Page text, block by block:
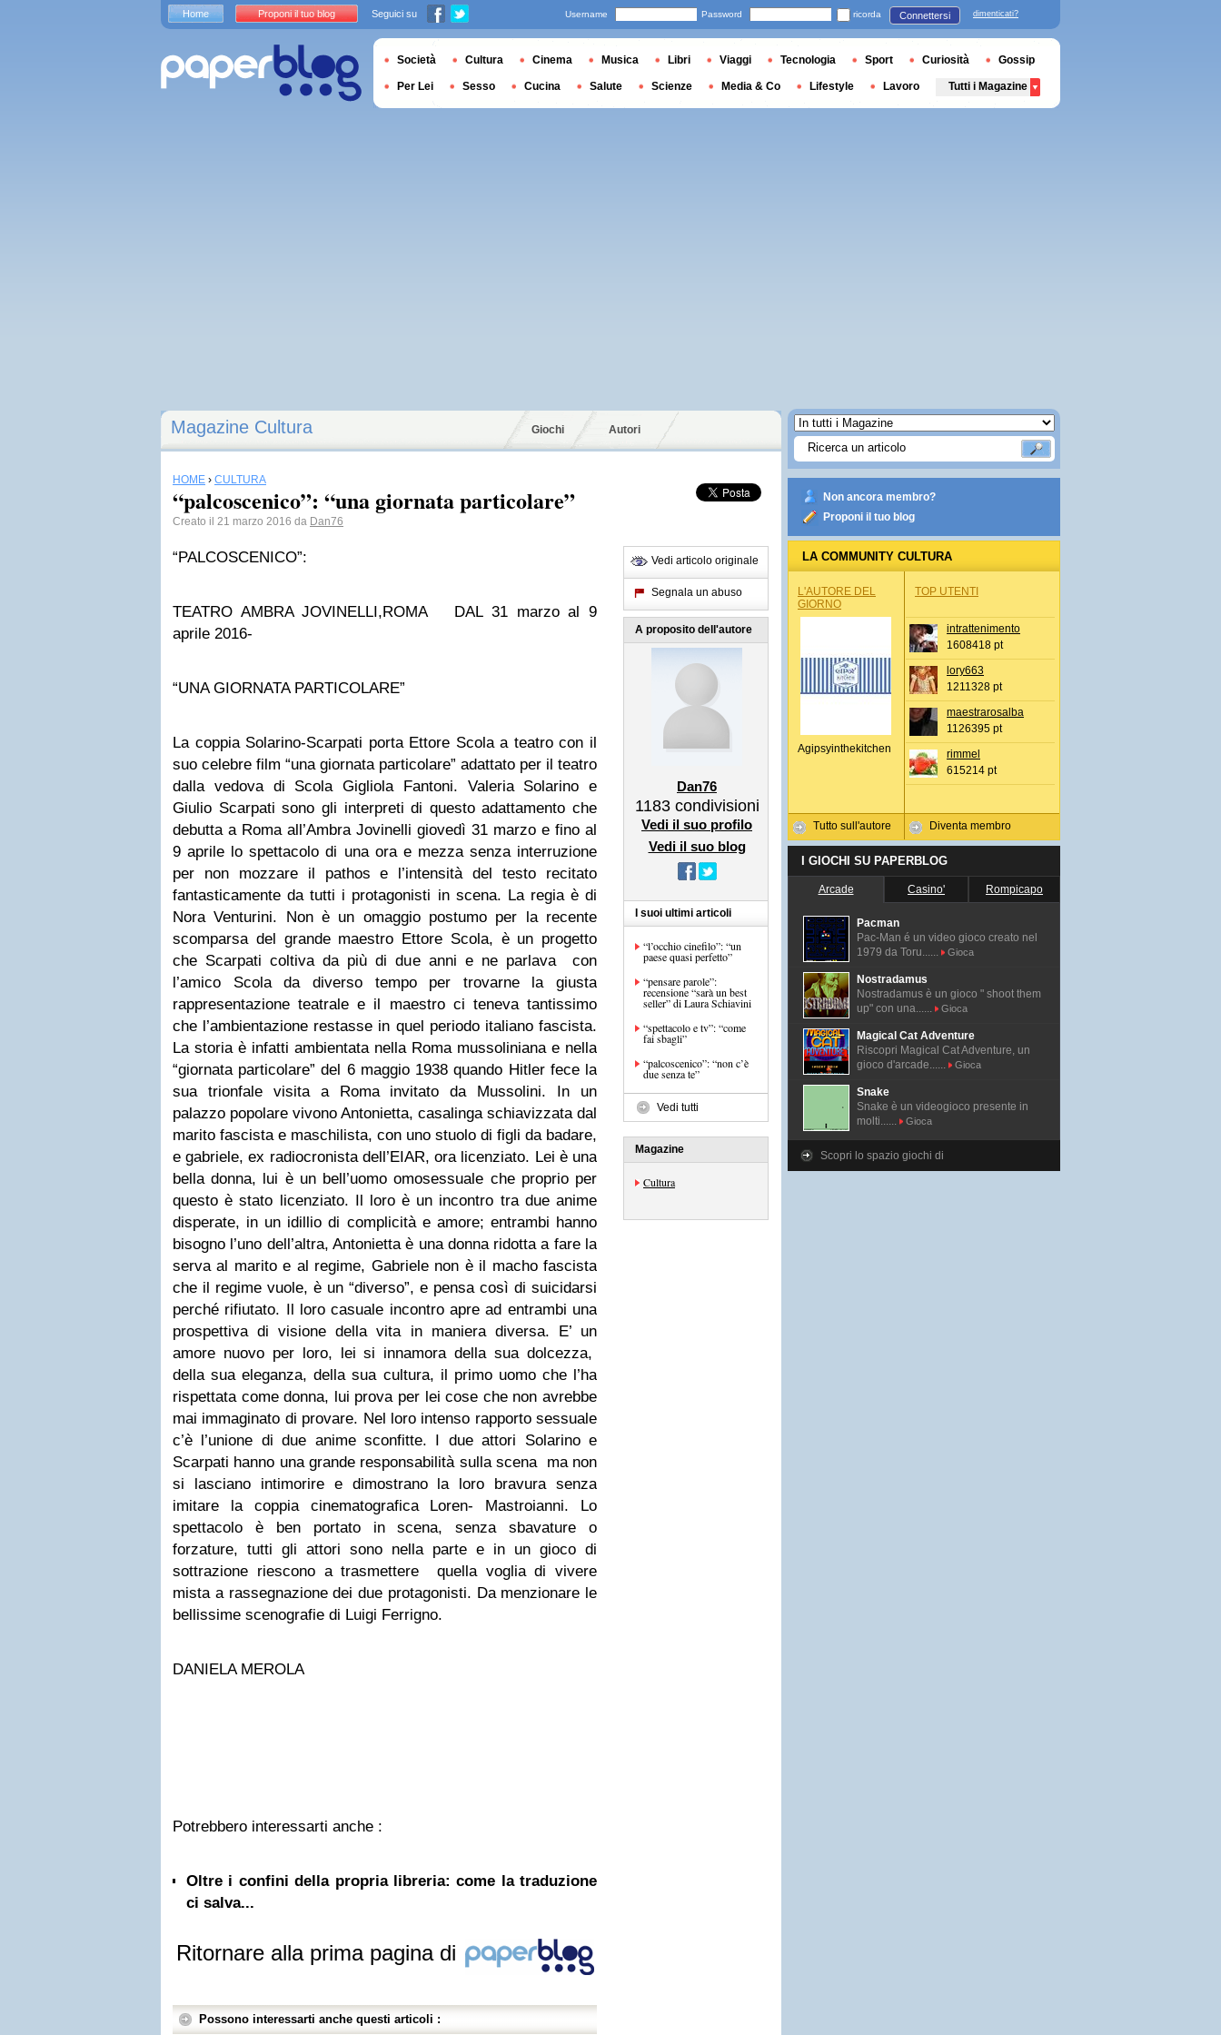
Magazine Cultura Giochi Autori
HOME › CULTURA
“palcoscenico”: “una giornata particolare”
Creato il 21 marzo 2016 da Dan76
“PALCOSCENICO”:
TEATRO AMBRA JOVINELLI,ROMA DAL 31 marzo al 9
aprile 2016-
“UNA GIORNATA PARTICOLARE”
La coppia Solarino-Scarpati porta Ettore Scola a teatro con il
suo celebre film “una giornata particolare” adattato per il teatro
dalla vedova di Scola Gigliola Fantoni. Valeria Solarino e
Giulio Scarpati sono gli interpreti di questo adattamento che
debutta a Roma all’Ambra Jovinelli giovedì 31 marzo e fino al
9 aprile lo spettacolo di una ora e mezza senza interruzione
per non mozzare il pathos e l’intensità del testo recitato
fantasticamente da tutti i protagonisti in scena. La regia è di
Nora Venturini. Non è un omaggio postumo per la recente
scomparsa del grande maestro Ettore Scola, è un progetto
che Scarpati coltiva da più di due anni e ne parlava con
l’amico Scola da diverso tempo per trovarne la giusta
rappresentazione teatrale e il maestro ci teneva tantissimo
che l’ambientazione restasse in quel periodo italiano fascista.
La storia è infatti ambientata nella Roma mussoliniana e nella
“giornata particolare” del 6 maggio 1938 quando Hitler fece la
sua trionfale visita a Roma invitato da Mussolini. In un
palazzo popolare vivono Antonietta, casalinga schiavizzata dal
marito fascista e maschilista, con uno stuolo di figli da badare,
e gabriele, ex radiocronista dell’EIAR, ora licenziato. Lei è una
bella donna, lui è un bell’uomo omosessuale che proprio per
questo è stato licenziato. Il loro è un incontro tra due anime
disperate, in un idillio di complicità e amore; entrambi hanno
bisogno l’uno dell’altra, Antonietta è una donna ridotta a fare la
serva al marito e al regime, Gabriele non è il macho fascista
che il regime vuole, è un “diverso”, e pensa così di suicidarsi
perché rifiutato. Il loro casuale incontro apre ad entrambi una
prospettiva di visione della vita in maniera diversa. E’ un
amore nuovo per loro, lei si innamora della sua dolcezza,
della sua eleganza, della sua cultura, il primo uomo che l’ha
rispettata come donna, lui prova per lei cose che non avrebbe
mai immaginato di provare. Nel loro intenso rapporto sessuale
c’è l’unione di due anime sconfitte. I due attori Solarino e
Scarpati hanno una grande responsabilità sulla scena ma non
si lasciano intimorire e dimostrano la loro bravura senza
imitare la coppia cinematografica Loren- Mastroianni. Lo
spettacolo è ben portato in scena, senza sbavature o
forzature, tutti gli attori sono nella parte e in un gioco di
sottrazione riescono a trasmettere quella voglia di vivere
mista a rassegnazione dei due protagonisti. Da menzionare le
bellissime scenografie di Luigi Ferrigno.
DANIELA MEROLA
Potrebbero interessarti anche :
Oltre i confini della propria libreria: come la traduzione
ci salva...
Ritornare alla prima pagina di
Possono interessarti anche questi articoli :
Vedi articolo originale
Segnala un abuso
A proposito dell'autore
Dan76
1183 condivisioni
Vedi il suo profilo
Vedi il suo blog
I suoi ultimi articoli
“l’occhio cinefilo”: “un
paese quasi perfetto”
“pensare parole”:
recensione “sarà un best
seller” di Laura Schiavini
“spettacolo e tv”: “come
fai sbagli”
“palcoscenico”: “non c’è
due senza te”
Vedi tutti
Magazine
Cultura
Non ancora membro?
Proponi il tuo blog
LA COMMUNITY CULTURA
L'AUTORE DEL
GIORNO
Agipsyinthekitchen
Tutto sull'autore
TOP UTENTI
intrattenimento
1608418 pt
lory663
1211328 pt
maestrarosalba
1126395 pt
rimmel
615214 pt
Diventa membro
I GIOCHI SU PAPERBLOG
Arcade Casino' Rompicapo
Pacman
Pac-Man é un video gioco creato nel
1979 da Toru......
Gioca
Nostradamus
Nostradamus è un gioco " shoot them
up" con una......
Gioca
Magical Cat Adventure
Riscopri Magical Cat Adventure, un
gioco d'arcade......
Gioca
Snake
Snake è un videogioco presente in
molti......
Gioca
Scopri lo spazio giochi di
Home Proponi il tuo blog Seguici su Username Password ricorda Connettersi dimenticati?
Società Cultura Cinema Musica Libri Viaggi Tecnologia Sport Curiosità Gossip
Per Lei Sesso Cucina Salute Scienze Media & Co Lifestyle Lavoro Tutti i Magazine